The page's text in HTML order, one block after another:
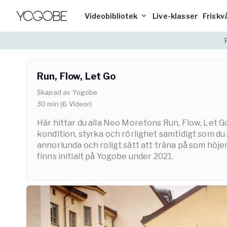
Videobibliotek Live-klasser
föreläsningar & övningar
Träning
Bygg styrka och energi med träning som
pilates, tabata och gympa.
Lär dig
bättre fokus
Meditation
Friskvårdsbidrag
Yogobe
och sjukvården
Team Yogobe
Lär känna vårt team med över 100
FaR
Partnerskap
Samarbeta med oss
Företag
Stöd till
& organisationer
Run, Flow, Let Go
Skapad av Yogobe
30 min (6 Videor)
Här hittar du alla Neo Moretons Run, Flow, Let
kondition, styrka och rörlighet samtidigt som
annorlunda och roligt sätt att träna på som
finns initialt på Yogobe under 2021.